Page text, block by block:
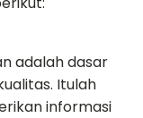
adalah dasar
Itulah
informasi